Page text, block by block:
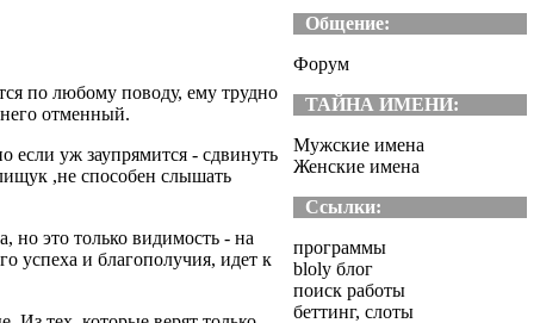
по любому поводу, ему трудно
отменный.
если уж заупрямится - сдвинуть
,не способен слышать
но это только видимость - на
успеха и благополучия, идет к
Общение:
Форум
ТАЙНА ИМЕНИ:
Мужские имена
Женские имена
Ссылки:
программы
bloly блог
поиск работы
беттинг, слоты